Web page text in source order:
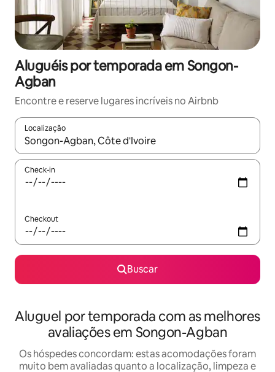
Aluguéis por temporada em Songon-
Agban
Encontre e reserve lugares incríveis no Airbnb
Localização
Quando os resultados estiverem disponíveis, explore-os
Check-in
Checkout
Buscar
Aluguel por temporada com as melhores
avaliações em Songon-Agban
Os hóspedes concordam: estas acomodações foram
muito bem avaliadas quanto a localização, limpeza e